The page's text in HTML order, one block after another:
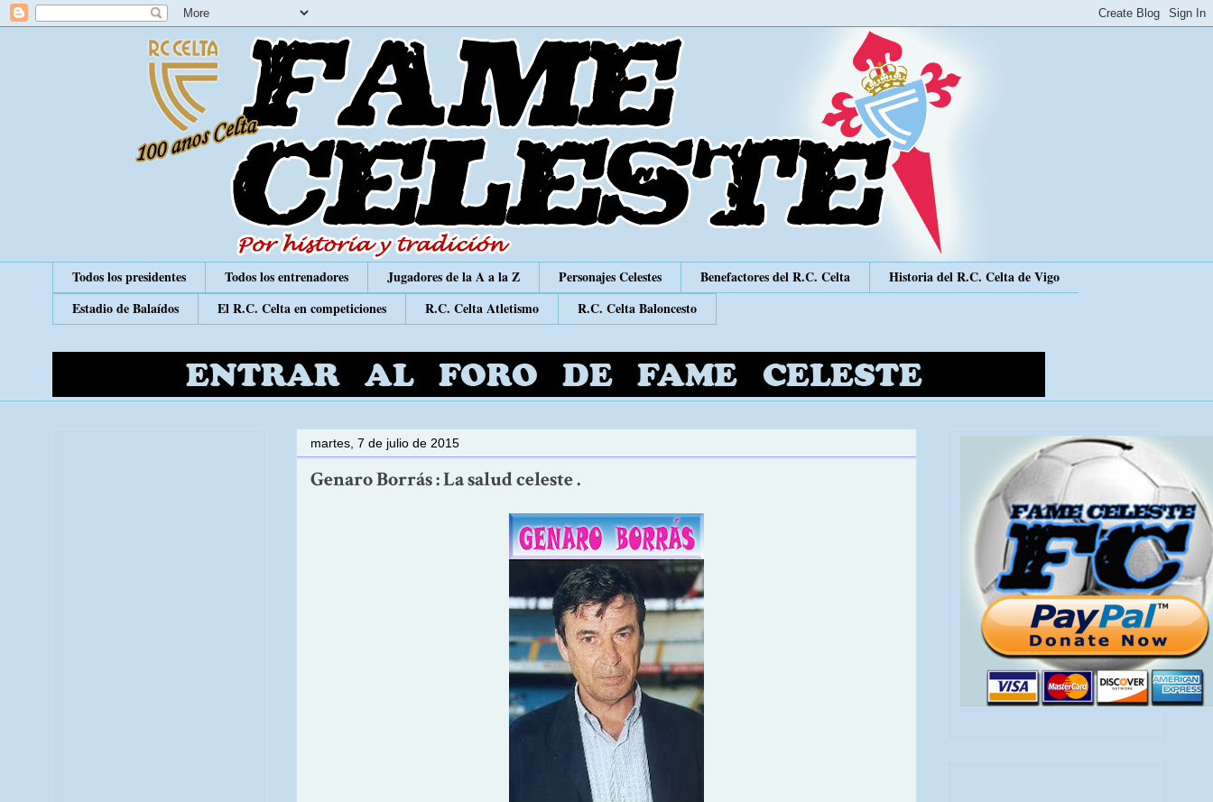
Todos los presidentes Todos los entrenadores Jugadores de la A a la Z Personajes Celestes Benefactores del R.C. Celta
Historia del R.C. Celta de Vigo
Estadio de Balaídos
El R.C. Celta en competiciones R.C. Celta Atletismo R.C. Celta Baloncesto
martes, 7 de julio de 2015
Genaro Borrás : La salud celeste .